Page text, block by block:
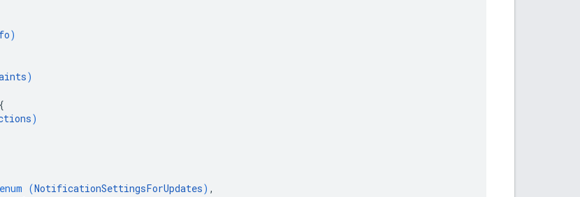
)
)
{
)
enum (NotificationSettingsForUpdates) ,